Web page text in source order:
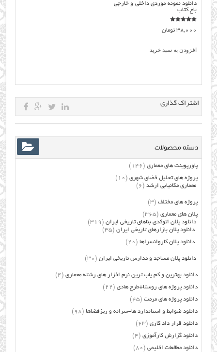
دانلود نمونه موردی داخلی و خارجی
باغ کتاب
5.00
38,000 تومان
افزودن به سبد خرید
اشتراک گذاری
دسته محصولات
پاورپوینت های معماری (146)
پروژه های تحلیل فضای شهری (10)
معماری مکانیابی ارشد (6)
پروژه های مختلف (3)
پلان های معماری (365)
دانلود پلان اتوکدی بناهای تاریخی ایران (319)
دانلود پلان بازارهای تاریخی ایران (35)
دانلود پلان کاروانسراها (20)
دانلود پلان مساجد و مدارس تاریخی ایران (30)
دانلود بهترین و کم یاب ترین نرم افزار های رشته معماری (4)
دانلود پروژه های روستا+طرح هادی (22)
دانلود پروژه های مرمت (45)
دانلود ضوابط و استاندارد ها-سرانه و ریزفضاها (98)
دانلود قرار داد کاری (63)
دانلود گزارش کارآموزی (4)
دانلود مطالعات اقلیمی (80)